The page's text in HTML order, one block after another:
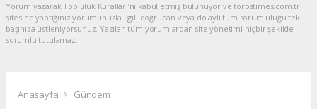
Yorum yazarak Topluluk Kuralları’nı kabul etmiş bulunuyor ve torostimes.com.tr
sitesine yaptığınız yorumunuzla ilgili doğrudan veya dolaylı tüm sorumluluğu tek
başınıza üstleniyorsunuz. Yazılan tüm yorumlardan site yönetimi hiçbir şekilde
sorumlu tutulamaz.
Anasayfa Gündem